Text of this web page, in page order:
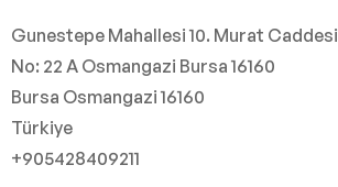
Gunestepe Mahallesi 10. Murat Caddesi
No: 22 A Osmangazi Bursa 16160
Bursa Osmangazi 16160
Türkiye
+905428409211